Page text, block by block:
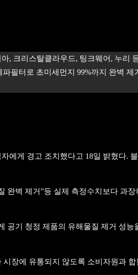
, 크리스탈클라우드, 팅크웨어, 누리
필터로 초미세먼지 99%까지 완벽
에게 경고 조치했다고 18일 밝혔다.
완벽 제거”등 실제 측정수치보다 과
기 청정 제품의 유해물질 제거 성
장에 유통되지 않도록 소비자원과